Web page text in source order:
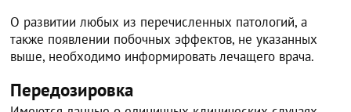
О развитии любых из перечисленных патологий, а
также появлении побочных эффектов, не указанных
выше, необходимо информировать лечащего врача.
Передозировка